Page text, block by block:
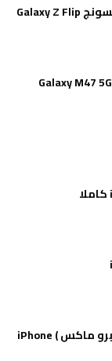
جميع مواصفات هاتف سامسونج Galaxy Z Flip
مواصفات هاتف سامسونج Galaxy M47 5G
مواصفات وسعر ( ايفون 16 برو ماكس ) iPhone